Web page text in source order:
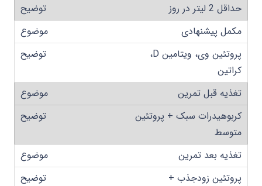
حداقل 2 لیتر در روز
مکمل پیشنهادی
پروتئین وی، ویتامین D،
کراتین
تغذیه قبل تمرین
کربوهیدرات سبک + پروتئین
متوسط
تغذیه بعد تمرین
پروتئین زودجذب +